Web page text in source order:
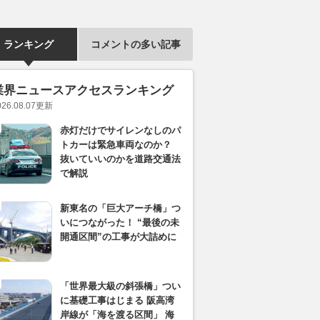
ランキング コメントの多い記事
界ニュースアクセスランキング
更新
赤灯だけでサイレンなしのパ
トカーは緊急車両なのか？
抜いていいのかを道路交通法
で解説
新東名の「巨大アーチ橋」つ
いにつながった！ “最後の未
開通区間”の工事が大詰めに
「世界最大級の斜張橋」つい
に基礎工事はじまる 阪高湾
岸線が「海を渡る区間」 海